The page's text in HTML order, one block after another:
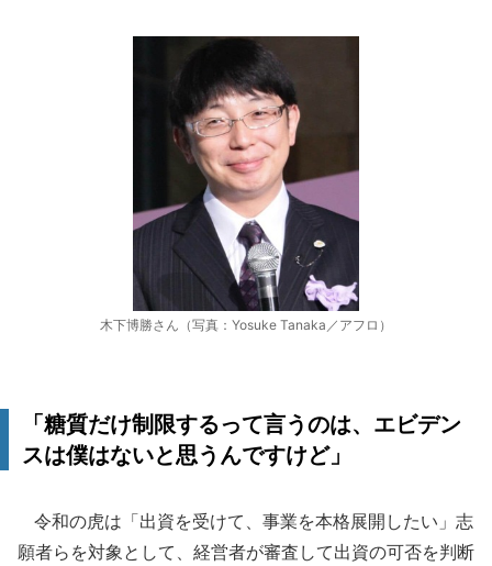
木下博勝さん（写真：Yosuke Tanaka／アフロ）
「糖質だけ制限するって言うのは、エビデン
スは僕はないと思うんですけど」
令和の虎は「出資を受けて、事業を本格展開したい」志
願者らを対象として、経営者が審査して出資の可否を判断